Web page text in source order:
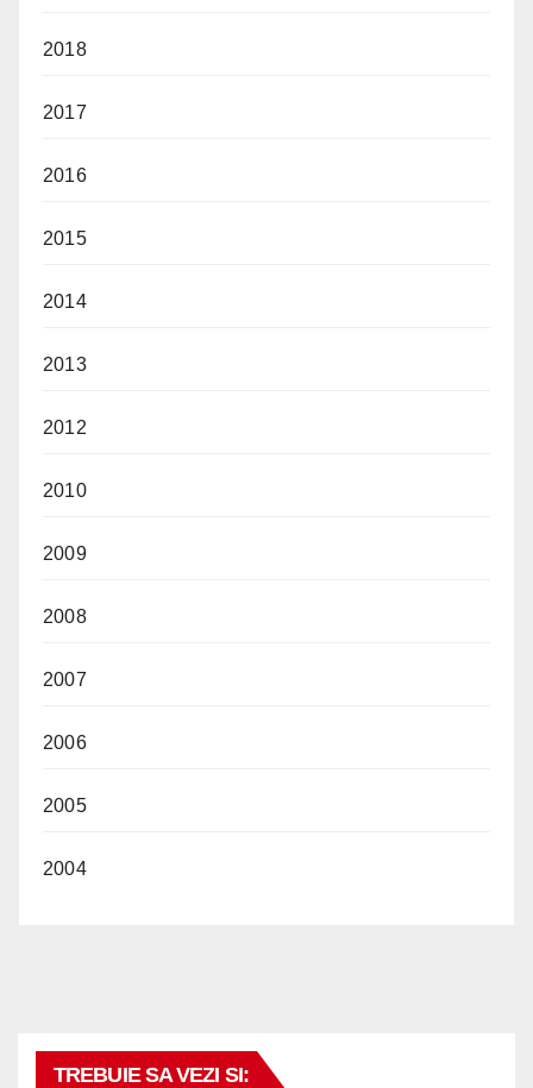
2018
2017
2016
2015
2014
2013
2012
2010
2009
2008
2007
2006
2005
2004
TREBUIE SA VEZI SI: